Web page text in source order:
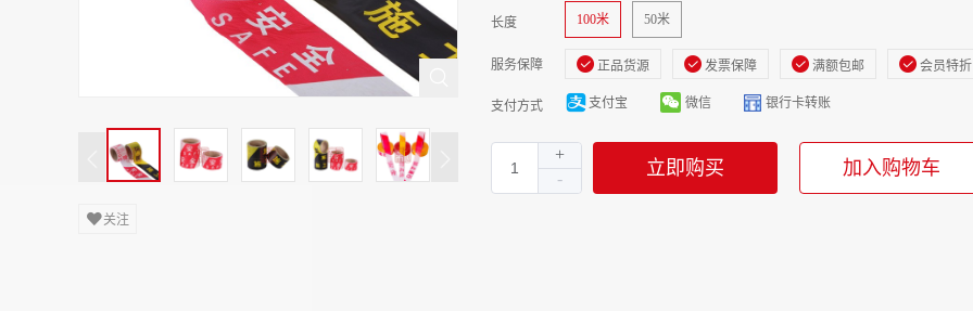
关注
长度 100米 50米
服务保障 正品货源 发票保障 满额包邮 会员特折
支付方式 支付宝 微信 银行卡转账
立即购买 加入购物车